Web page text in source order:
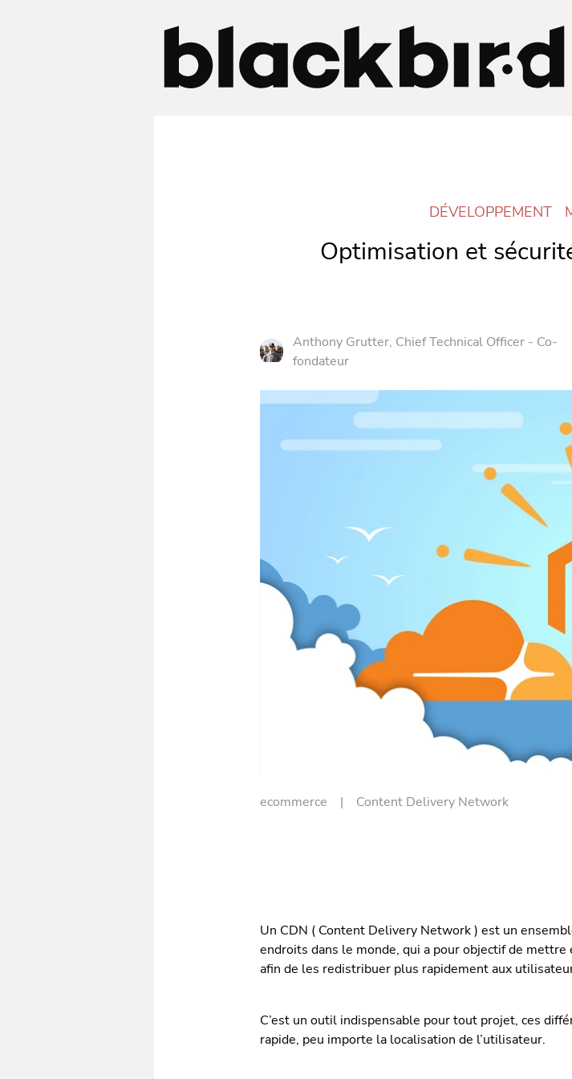
DÉVELOPPEMENT
Optimisation et
Anthony Grutter, Chief Technical Officer - Co-
fondateur
ecommerce Content Delivery Network
Un CDN ( Content Delivery Network ) est un
endroits dans le monde, qui a pour objectif de
afin de les redistribuer plus rapidement aux
C’est un outil indispensable pour tout projet, ces
rapide, peu importe la localisation de l’utilisateur.